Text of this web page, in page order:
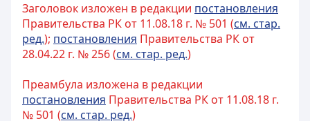
Заголовок изложен в редакции постановления
Правительства РК от 11.08.18 г. № 501 (см. стар.
ред.); постановления Правительства РК от
28.04.22 г. № 256 (см. стар. ред.)
Преамбула изложена в редакции
постановления Правительства РК от 11.08.18 г.
№ 501 (см. стар. ред.)